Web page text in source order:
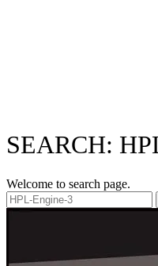
SEARCH:
Welcome to search page.